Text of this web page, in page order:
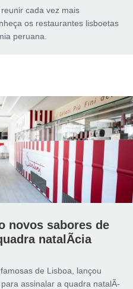
cada vez mais
os restaurantes lisboetas
peruana.
novos sabores de
natalÃ­cia
de Lisboa, lançou
assinalar a quadra natalÃ­